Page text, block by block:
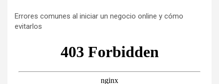
Errores comunes al iniciar un negocio online y cómo
evitarlos